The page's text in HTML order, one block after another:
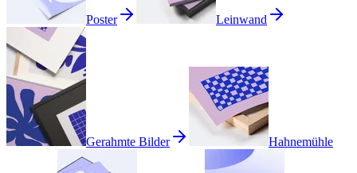
Poster Leinwand
Gerahmte Bilder Hahnemühle